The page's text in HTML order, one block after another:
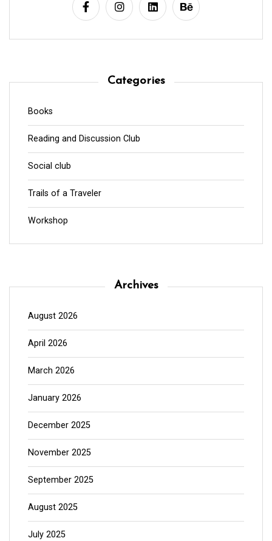
Categories
Books
Reading and Discussion Club
Social club
Trails of a Traveler
Workshop
Archives
August 2026
April 2026
March 2026
January 2026
December 2025
November 2025
September 2025
August 2025
July 2025